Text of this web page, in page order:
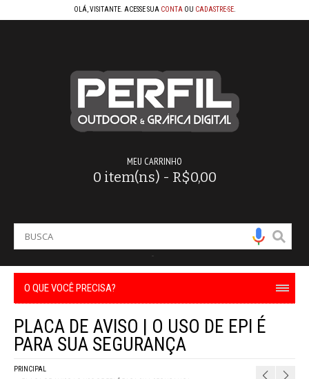
OLÁ, VISITANTE. ACESSE SUA CONTA OU CADASTRE-SE.
MEU CARRINHO
0 item(ns) - R$0,00
-
O QUE VOCÊ PRECISA?
PLACA DE AVISO | O USO DE EPI É
PARA SUA SEGURANÇA
PRINCIPAL